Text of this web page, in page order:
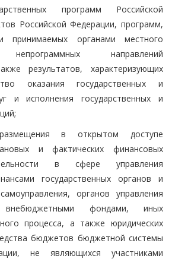
программ Российской
Российской Федерации, программ,
принимаемых органами местного
непрограммных направлений
результатов, характеризующих
оказания государственных и
и исполнения государственных и
в открытом доступе
и фактических финансовых
в сфере управления
государственных органов и
органов управления
внебюджетными фондами, иных
процесса, а также юридических
бюджетов бюджетной системы
не являющихся участниками